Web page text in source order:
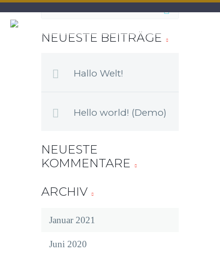
NEUESTE BEITRÄGE
Hallo Welt!
Hello world! (Demo)
NEUESTE
KOMMENTARE
ARCHIV
Januar 2021
Juni 2020